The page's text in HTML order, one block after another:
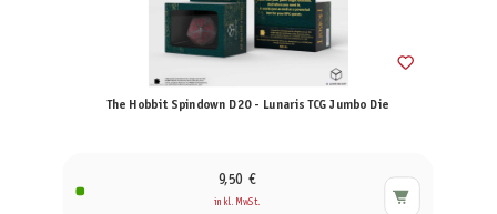
The Hobbit Spindown D20 - Lunaris TCG Jumbo Die
9,50 €
inkl. MwSt.